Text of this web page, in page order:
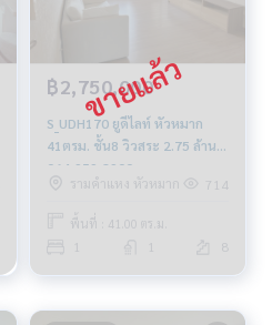
฿2,750,000
S_UDH170 ยูดีไลท์ หัวหมาก
41ตรม. ชั้น8 วิวสระ 2.75 ล้าน
064-959-8900
รามคำแหง หัวหมาก
714
พื้นที่ : 41.00 ตร.ม.
8